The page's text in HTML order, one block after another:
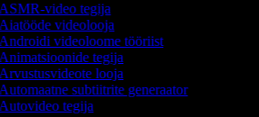
video tegija
videolooja
videoloome tööriist
tegija
looja
subtiitrite generaator
tegija